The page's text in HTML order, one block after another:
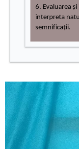
6. Evaluarea
interpreta
semnificații.